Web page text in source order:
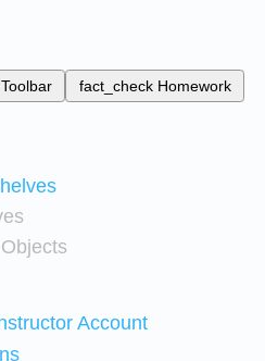
Toolbar fact_check Homework
Account